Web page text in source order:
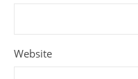
Website